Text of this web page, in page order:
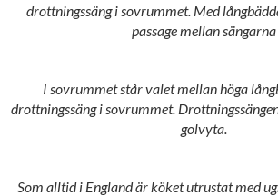
drottningssäng i sovrummet. Med
passage mellan sängarna
I sovrummet står valet mellan höga
drottningssäng i sovrummet.
golvyta.
Som alltid i England är köket utrustat med